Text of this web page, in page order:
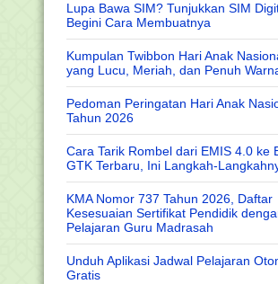
Lupa Bawa SIM? Tunjukkan SIM
Begini Cara Membuatnya
Kumpulan Twibbon Hari Anak
yang Lucu, Meriah, dan Penuh
Pedoman Peringatan Hari Anak
Tahun 2026
Cara Tarik Rombel dari EMIS 4.0 ke
GTK Terbaru, Ini Langkah-
KMA Nomor 737 Tahun 2026, Daftar
Kesesuaian Sertifikat Pendidik
Pelajaran Guru Madrasah
Unduh Aplikasi Jadwal Pelajaran
Gratis